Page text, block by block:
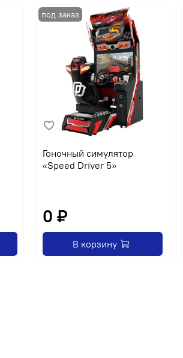
Гоночный симулятор
«Speed Driver 5»
0 ₽
В корзину